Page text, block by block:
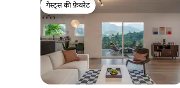
गेस्ट्स की फ़ेवरेट
गेस्ट्स की फ़ेवरेट